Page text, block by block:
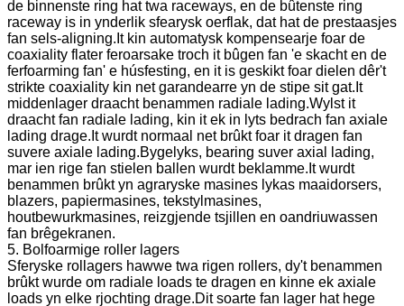
de binnenste ring hat twa raceways, en de bûtenste ring
raceway is in ynderlik sfearysk oerflak, dat hat de prestaasjes
fan sels-aligning.It kin automatysk kompensearje foar de
coaxiality flater feroarsake troch it bûgen fan 'e skacht en de
ferfoarming fan' e húsfesting, en it is geskikt foar dielen dêr't
strikte coaxiality kin net garandearre yn de stipe sit gat.It
middenlager draacht benammen radiale lading.Wylst it
draacht fan radiale lading, kin it ek in lyts bedrach fan axiale
lading drage.It wurdt normaal net brûkt foar it dragen fan
suvere axiale lading.Bygelyks, bearing suver axial lading,
mar ien rige fan stielen ballen wurdt beklamme.It wurdt
benammen brûkt yn agraryske masines lykas maaidorsers,
blazers, papiermasines, tekstylmasines,
houtbewurkmasines, reizgjende tsjillen en oandriuwassen
fan brêgekranen.
5. Bolfoarmige roller lagers
Sferyske rollagers hawwe twa rigen rollers, dy't benammen
brûkt wurde om radiale loads te dragen en kinne ek axiale
loads yn elke rjochting drage.Dit soarte fan lager hat hege